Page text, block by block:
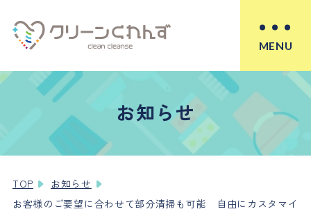
MENU
お知らせ
TOP
お知らせ
お客様のご要望に合わせて部分清掃も可能 自由にカスタマイ